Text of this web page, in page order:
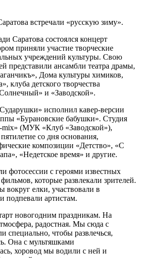
встречали «русскую зиму».
Саратова состоялся концерт
приняли участие творческие
учреждений культуры. Свою
представили ансамбли театра драмы,
Дома культуры химиков,
клуба детского творчества
и «Заводской».
исполнил кавер-версии
«Бурановские бабушки». Студия
-mix» (МУК «Клуб «Заводской»),
со дня основания,
композиции «Детство», «С
«Недетское время» и другие.
фотосессии с героями известных
которые развлекали зрителей.
вокруг елки, участвовали в
подпевали артистам.
новогодним праздникам. На
радостная. Мы сюда с
специально, чтобы развлечься,
Она с мультяшками
хоровод мы водили с ней и